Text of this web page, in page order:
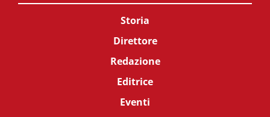
Storia
Direttore
Redazione
Editrice
Eventi